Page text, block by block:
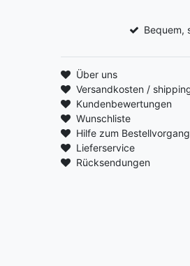
Bequem,
Über uns
Versandkosten /
Kundenbewertungen
Wunschliste
Hilfe zum Bestellvorgang
Lieferservice
Rücksendungen